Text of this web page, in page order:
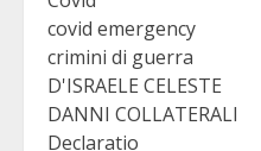
covid emergency
crimini di guerra
D'ISRAELE CELESTE
DANNI COLLATERALI
Declaratio